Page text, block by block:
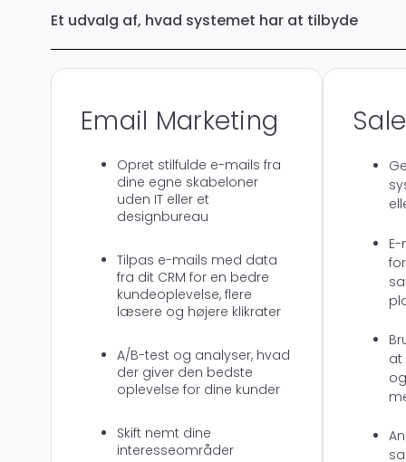
Et udvalg af, hvad systemet har at tilbyde
Email Marketing
Opret stilfulde e-mails fra
dine egne skabeloner
uden IT eller et
designbureau
Tilpas e-mails med data
fra dit CRM for en bedre
kundeoplevelse, flere
læsere og højere klikrater
A/B-test og analyser, hvad
der giver den bedste
oplevelse for dine kunder
Skift nemt dine
interesseområder
at